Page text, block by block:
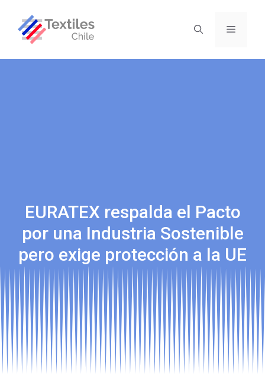
EURATEX respalda el Pacto
por una Industria Sostenible
pero exige protección a la UE